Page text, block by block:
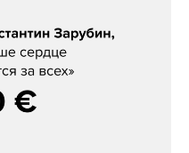
«Наше сердце